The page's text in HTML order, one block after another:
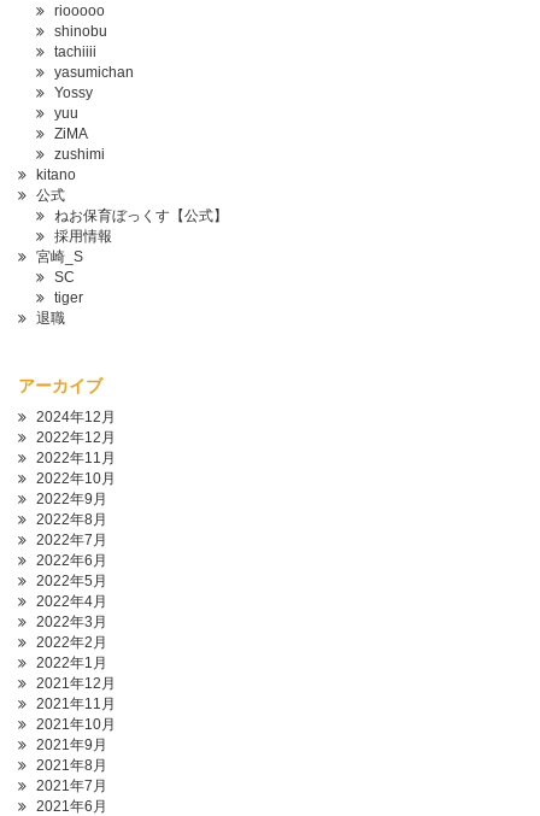
riooooo
shinobu
tachiiii
yasumichan
Yossy
yuu
ZiMA
zushimi
kitano
公式
ねお保育ぼっくす【公式】
採用情報
宮崎_S
SC
tiger
退職
アーカイブ
2024年12月
2022年12月
2022年11月
2022年10月
2022年9月
2022年8月
2022年7月
2022年6月
2022年5月
2022年4月
2022年3月
2022年2月
2022年1月
2021年12月
2021年11月
2021年10月
2021年9月
2021年8月
2021年7月
2021年6月